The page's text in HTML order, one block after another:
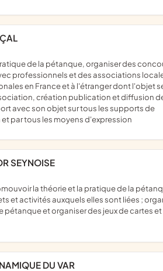
professionnels et des associations
en France et à l'étranger dont l'objet
création publication et diffusion
avec son objet sur tous les supports de
par tous les moyens d'expression
SEYNOISE
et activités auxquels elles sont liées ;
pétanque et organiser des jeux de cartes
DU VAR